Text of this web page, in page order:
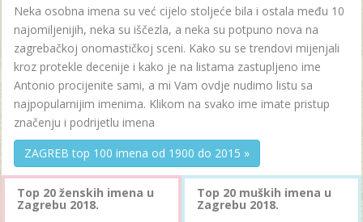
Neka osobna imena su već cijelo stoljeće bila i ostala među 10
najomiljenijih, neka su iščezla, a neka su potpuno nova na
zagrebačkoj onomastičkoj sceni. Kako su se trendovi mijenjali
kroz protekle decenije i kako je na listama zastupljeno ime
Antonio procijenite sami, a mi Vam ovdje nudimo listu sa
najpopularnijim imenima. Klikom na svako ime imate pristup
značenju i podrijetlu imena
ZAGREB top 100 imena od 1900 do 2015 »
Top 20 ženskih imena u
Zagrebu 2018.
Top 20 muških imena u
Zagrebu 2018.